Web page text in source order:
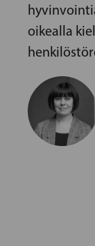
oikealla